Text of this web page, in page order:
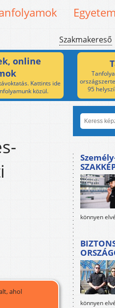
Egyetem
Szakmakereső
online
Kattints ide
közül.
95
ahol
könnyen
könnyen